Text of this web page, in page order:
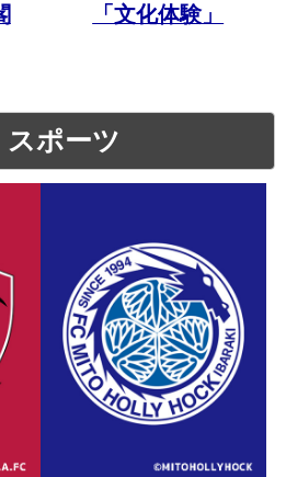
「文化体験」
ポーツ